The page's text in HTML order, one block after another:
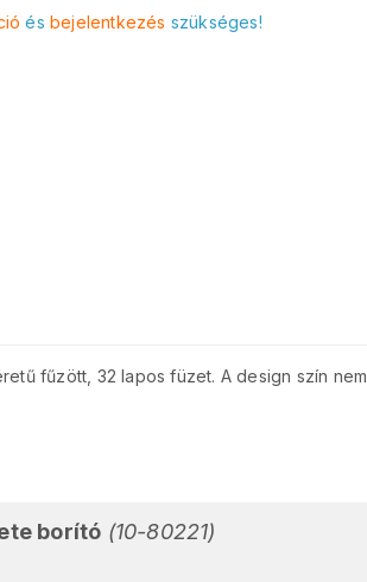
és bejelentkezés szükséges!
fűzött, 32 lapos füzet. A design szín nem
borító (10-80221)